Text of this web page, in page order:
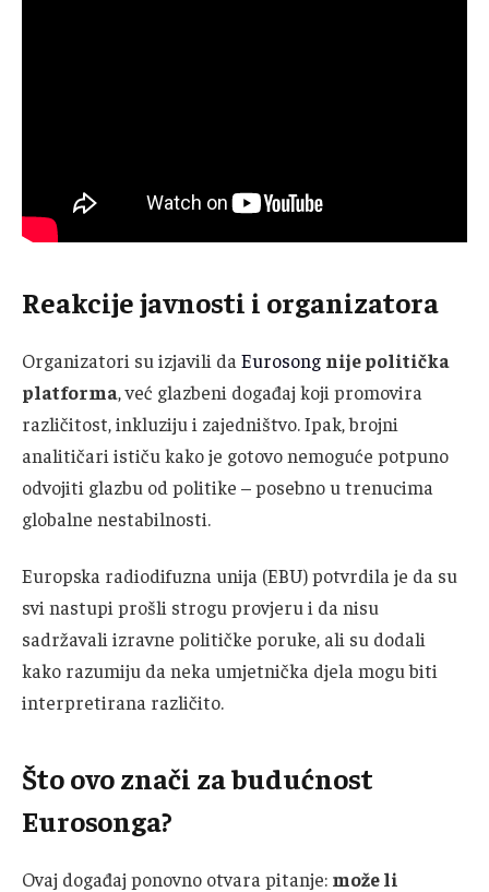
Reakcije javnosti i organizatora
Organizatori su izjavili da Eurosong nije politička
platforma, već glazbeni događaj koji promovira
različitost, inkluziju i zajedništvo. Ipak, brojni
analitičari ističu kako je gotovo nemoguće potpuno
odvojiti glazbu od politike – posebno u trenucima
globalne nestabilnosti.
Europska radiodifuzna unija (EBU) potvrdila je da su
svi nastupi prošli strogu provjeru i da nisu
sadržavali izravne političke poruke, ali su dodali
kako razumiju da neka umjetnička djela mogu biti
interpretirana različito.
Što ovo znači za budućnost
Eurosonga?
Ovaj događaj ponovno otvara pitanje: može li